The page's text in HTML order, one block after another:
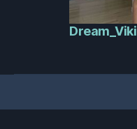
Dream_Viki